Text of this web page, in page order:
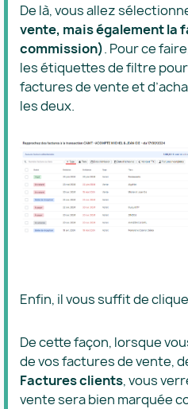
De là, vous allez
vente, mais également la
commission). Pour ce
les étiquettes de filtre
factures de vente et
les deux.
Enfin, il vous suffit de
De cette façon, lorsque
de vos factures de vente,
Factures clients, vous
vente sera bien marquée